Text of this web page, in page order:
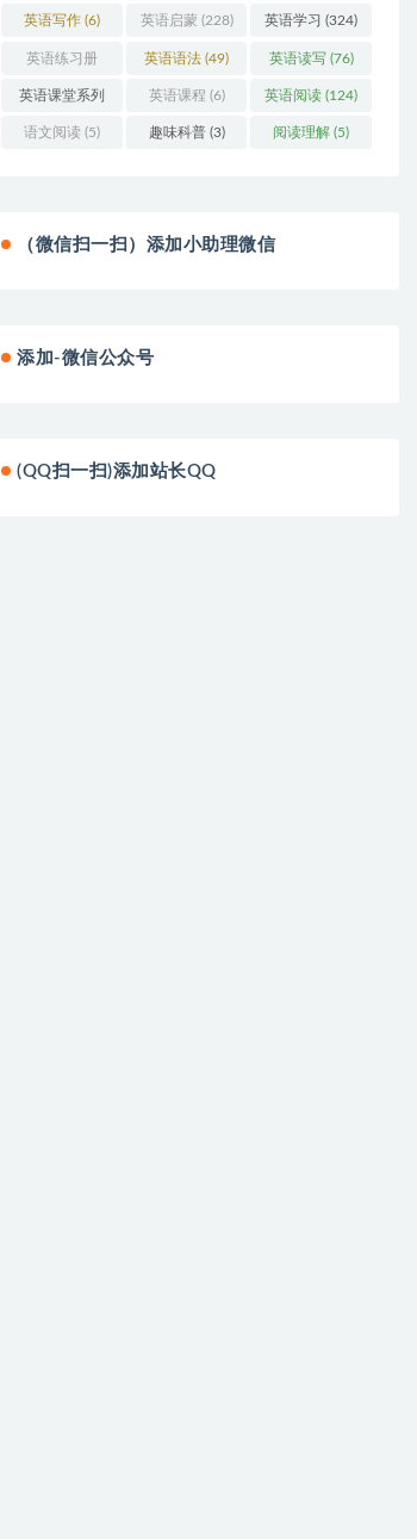
(48)
英语写作 (6) 英语启蒙 (228) 英语学习 (324)
英语练习册
(108)
英语语法 (49) 英语读写(76)
英语课堂系列
(3)
英语课程 (6) 英语阅读 (124)
语文阅读 (5) 趣味科普(3) 阅读理解 (5)
（微信扫一扫）添加小助理微信
添加-微信公众号
(QQ扫一扫)添加站长QQ